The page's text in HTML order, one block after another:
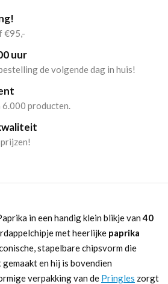
€95,-
uur
de volgende dag in huis!
6.000 producten.
in een handig klein blikje van40
met heerlijke paprika
stapelbare chipsvorm die
en hij is bovendien
verpakking van de Pringles zorgt